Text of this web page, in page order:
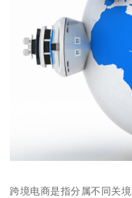
跨境电商是指分属不同关